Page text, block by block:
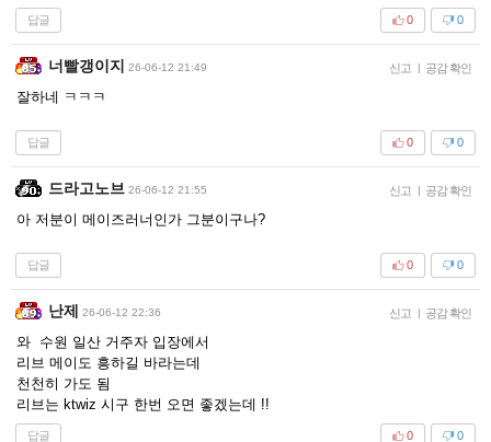
답글 0
0
너빨갱이지 26-06-12 21:49 신고 | 공감 확인
잘하네 ㅋㅋㅋ
답글 0
0
드라고노브 26-06-12 21:55 신고 | 공감 확인
아 저분이 메이즈러너인가 그분이구나?
답글 0
0
난제 26-06-12 22:36 신고 | 공감 확인
와 수원 일산 거주자 입장에서
리브 메이도 흥하길 바라는데
천천히 가도 됨
리브는 ktwiz 시구 한번 오면 좋겠는데 !!
답글 0
0